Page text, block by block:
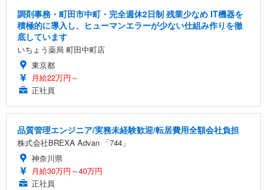
調剤事務・町田市中町・完全週休2日制 残業少なめ IT機器を
積極的に導入し、ヒューマンエラーが少ない仕組み作りを徹
底しています
いちょう薬局 町田中町店
東京都
月給22万円～
正社員
品質管理エンジニア/実務未経験歓迎/転居費用全額会社負担
株式会社BREXA Advan 「744」
神奈川県
月給30万円～40万円
正社員